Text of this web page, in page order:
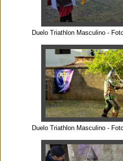
Duelo Triathlon Masculino -
Duelo Triathlon Masculino -